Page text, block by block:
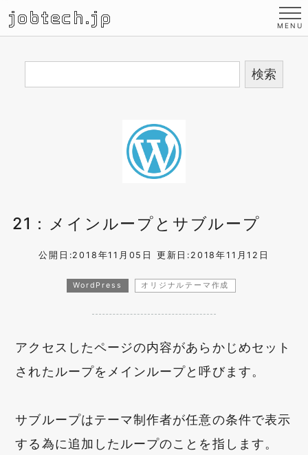
jobtech.jp
21：メインループとサブループ
公開日:2018年11月05日 更新日:2018年11月12日
WordPress オリジナルテーマ作成
アクセスしたページの内容があらかじめセット
されたループをメインループと呼びます。
サブループはテーマ制作者が任意の条件で表示
する為に追加したループのことを指します。